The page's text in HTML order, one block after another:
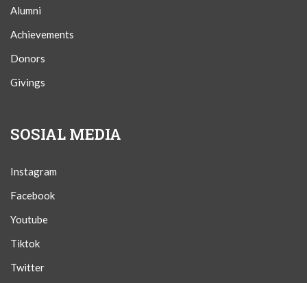
Alumni
Achievements
Donors
Givings
SOSIAL MEDIA
Instagram
Facebook
Youtube
Tiktok
Twitter